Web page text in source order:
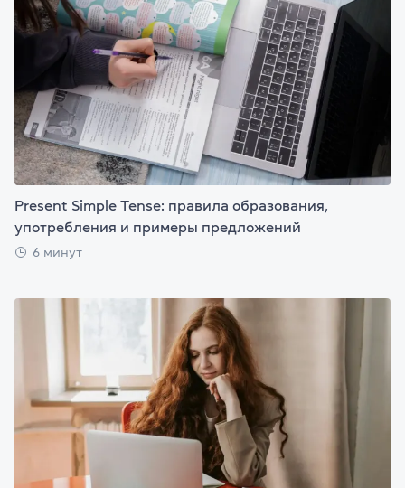
Present Simple Tense: правила образования,
употребления и примеры предложений
6 минут